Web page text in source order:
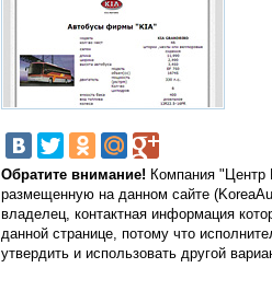
Обратите внимание! Компания "Центр
размещенную на данном сайте
владелец, контактная информация
данной странице, потому что
утвердить и использовать другой